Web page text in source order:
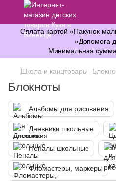
Оплата картой «Пакунок
«Допомога
Минимальная
Школа и канцтовары
Блокноты
Альбомы для рисования
Дневники школьные
Пеналы школьные
Фломастеры, маркеры